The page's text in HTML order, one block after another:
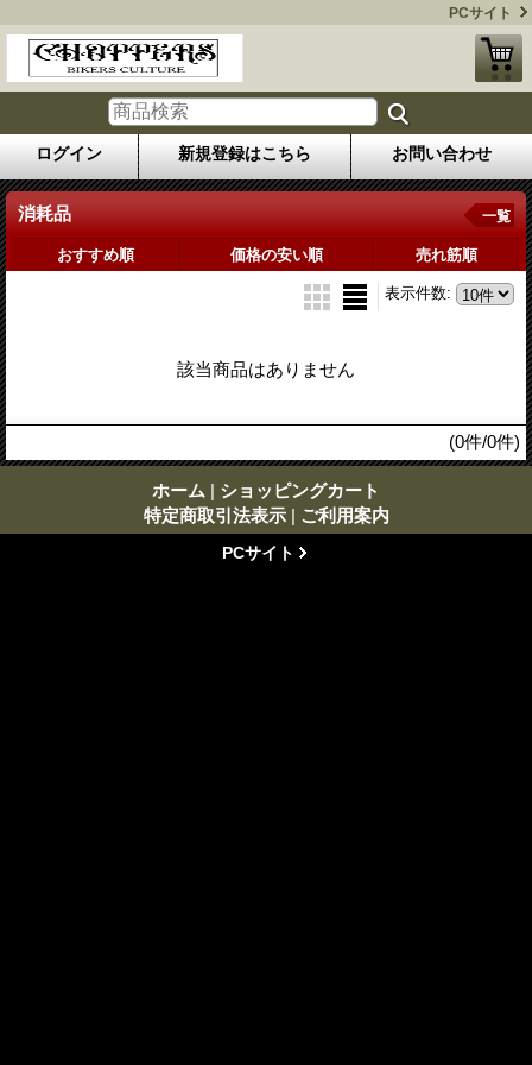
PCサイト
ログイン 新規登録はこちら お問い合わせ
消耗品 一覧
おすすめ順 価格の安い順 売れ筋順
表示件数:
該当商品はありません
(0件/0件)
ホーム | ショッピングカート
特定商取引法表示 | ご利用案内
PCサイト